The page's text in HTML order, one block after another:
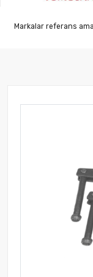
Markalar referans